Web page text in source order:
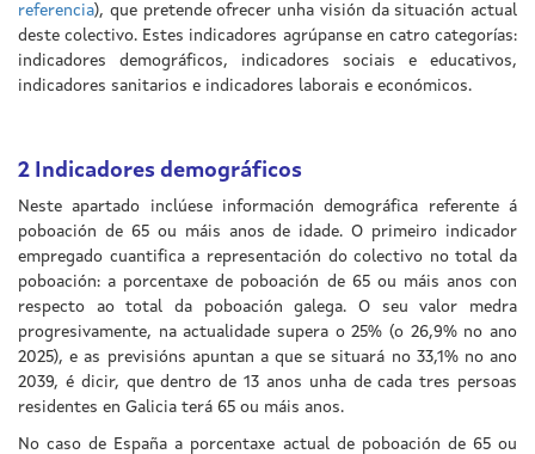
referencia), que pretende ofrecer unha visión da situación actual
deste colectivo. Estes indicadores agrúpanse en catro categorías:
indicadores demográficos, indicadores sociais e educativos,
indicadores sanitarios e indicadores laborais e económicos.
2 Indicadores demográficos
Neste apartado inclúese información demográfica referente á
poboación de 65 ou máis anos de idade. O primeiro indicador
empregado cuantifica a representación do colectivo no total da
poboación: a porcentaxe de poboación de 65 ou máis anos con
respecto ao total da poboación galega. O seu valor medra
progresivamente, na actualidade supera o 25% (o 26,9% no ano
2025), e as previsións apuntan a que se situará no 33,1% no ano
2039, é dicir, que dentro de 13 anos unha de cada tres persoas
residentes en Galicia terá 65 ou máis anos.
No caso de España a porcentaxe actual de poboación de 65 ou